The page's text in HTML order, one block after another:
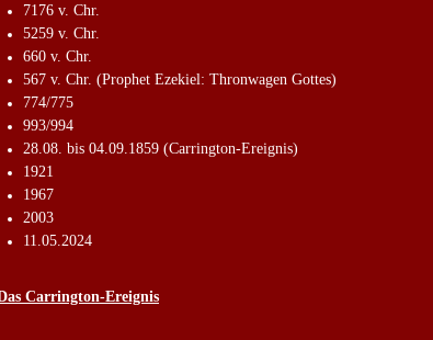
7176 v. Chr.
5259 v. Chr.
660 v. Chr.
567 v. Chr. (Prophet Ezekiel: Thronwagen Gottes)
774/775
993/994
28.08. bis 04.09.1859 (Carrington-Ereignis)
1921
1967
2003
11.05.2024
Carrington-Ereignis